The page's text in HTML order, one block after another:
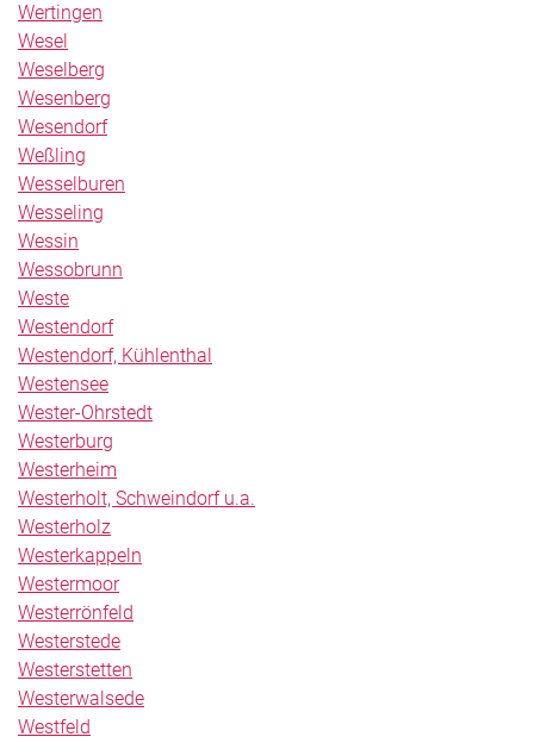
Wertingen
Wesel
Weselberg
Wesenberg
Wesendorf
Weßling
Wesselburen
Wesseling
Wessin
Wessobrunn
Weste
Westendorf
Westendorf, Kühlenthal
Westensee
Wester-Ohrstedt
Westerburg
Westerheim
Westerholt, Schweindorf u.a.
Westerholz
Westerkappeln
Westermoor
Westerrönfeld
Westerstede
Westerstetten
Westerwalsede
Westfeld